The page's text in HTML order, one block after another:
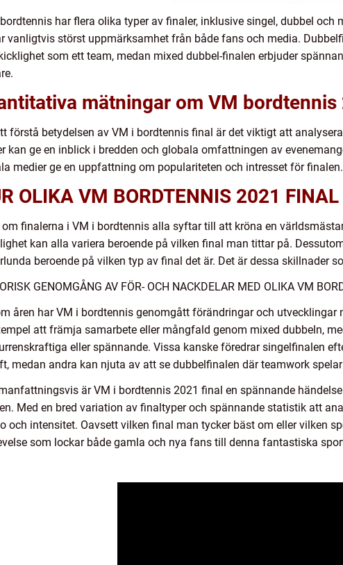
har flera olika typer av finaler, inklusive singel, dubbel
vanligtvis störst uppmärksamhet från både fans och media.
som ett team, medan mixed dubbel-finalen erbjuder
mätningar om VM
förstå betydelsen av VM i bordtennis final är det viktigt att
kan ge en inblick i bredden och globala omfattningen av
medier ge en uppfattning om populariteten och intresset för finalen.
OLIKA VM BORDTENNIS 2021
om finalerna i VM i bordtennis alla syftar till att kröna en
kan alla variera beroende på vilken final man tittar på.
beroende på vilken typ av final det är. Det är dessa skillnader
GENOMGÅNG AV FÖR- OCH NACKDELAR MED OLIKA VM
åren har VM i bordtennis genomgått förändringar och
att främja samarbete eller mångfald genom mixed dubbeln,
eller spännande. Vissa kanske föredrar singelfinalen
medan andra kan njuta av att se dubbelfinalen där teamwork
är VM i bordtennis 2021 final en spännande
Med en bred variation av finaltyper och spännande statistik att
och intensitet. Oavsett vilken final man tycker bäst om eller vilken
som lockar både gamla och nya fans till denna fantastiska